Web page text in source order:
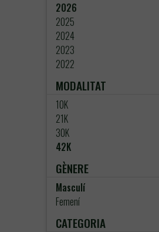
2026
2025
2024
2023
2022
MODALITAT
10K
21K
30K
42K
GÈNERE
Masculí
Femení
CATEGORIA